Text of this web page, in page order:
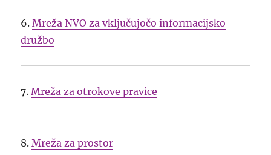
6.Mreža NVO za vključujočo informacijsko
družbo
7.Mreža za otrokove pravice
8.Mreža za prostor